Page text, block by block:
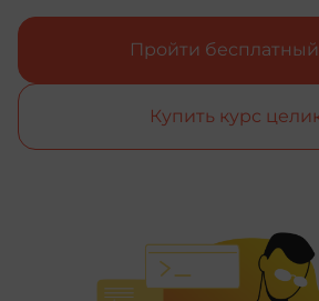
Пройти
Купить курс